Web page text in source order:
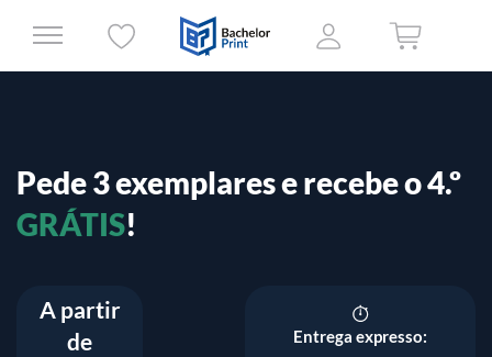
Pede 3 exemplares e recebe o 4.º
GRÁTIS!
A partir
de
Entrega expresso: